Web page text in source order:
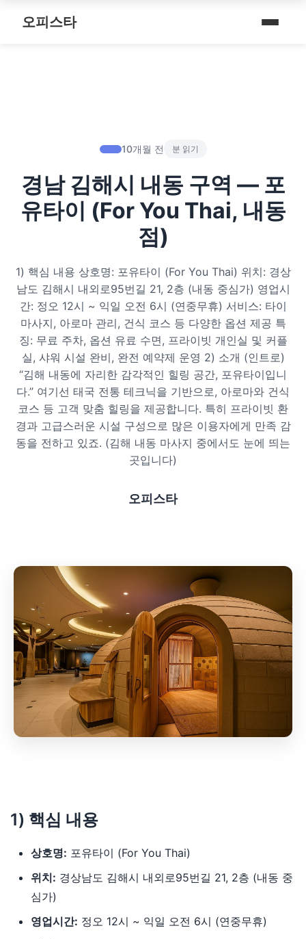
오피스타
스파여행
헤드스파
퇴근 후 나를 위한 리셋 코스
기차역과 공항 근처의 프리미엄 힐링 스팟 9선
온천의 여운을 정리하는 법 – 전국 온천 후 프리미엄 마사지
숲에서 찾는 쉼 – 전국 산림 스파 6선
은근한 끌림을 만드는 법 – 감각적인 무드 데이트 5가지
타이 마사지
디톡스 테라피
워터스파
프라이빗 스파
호텔 스파
리조트 스파
유흥주점
10개월 전 분 읽기
경남 김해시 내동 구역 — 포
유타이 (For You Thai, 내동
점)
1) 핵심 내용 상호명: 포유타이 (For You Thai) 위치: 경상
남도 김해시 내외로95번길 21, 2층 (내동 중심가) 영업시
간: 정오 12시 ~ 익일 오전 6시 (연중무휴) 서비스: 타이
마사지, 아로마 관리, 건식 코스 등 다양한 옵션 제공 특
징: 무료 주차, 옵션 유료 수면, 프라이빗 개인실 및 커플
실, 샤워 시설 완비, 완전 예약제 운영 2) 소개 (인트로)
“김해 내동에 자리한 감각적인 힐링 공간, 포유타이입니
다.” 여기선 태국 전통 테크닉을 기반으로, 아로마와 건식
코스 등 고객 맞춤 힐링을 제공합니다. 특히 프라이빗 환
경과 고급스러운 시설 구성으로 많은 이용자에게 만족 감
동을 전하고 있죠. (김해 내동 마사지 중에서도 눈에 띄는
곳입니다)
오피스타
1) 핵심 내용
상호명: 포유타이 (For You Thai)
위치: 경상남도 김해시 내외로95번길 21, 2층 (내동 중
심가)
영업시간: 정오 12시 ~ 익일 오전 6시 (연중무휴)